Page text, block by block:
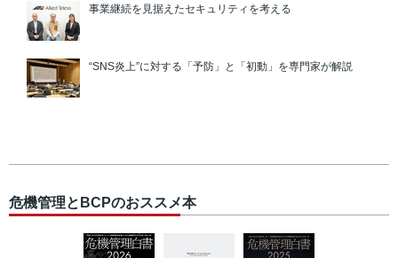
事業継続を見据えたセキュリティを考える
“SNS炎上”に対する「予防」と「初動」を専門家が解説
危機管理とBCPのおススメ本